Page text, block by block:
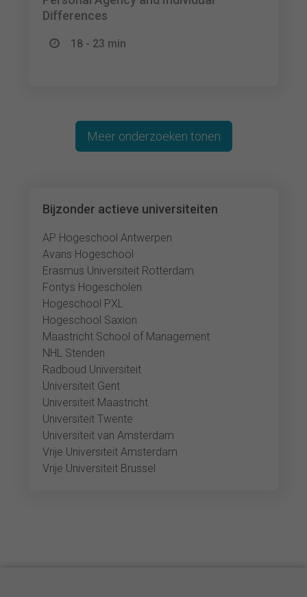
Differences
18 - 23 min
Bijzonder actieve universiteiten
AP Hogeschool Antwerpen
Avans Hogeschool
Erasmus Universiteit Rotterdam
Fontys Hogescholen
Hogeschool PXL
Hogeschool Saxion
Maastricht School of Management
NHL Stenden
Radboud Universiteit
Universiteit Gent
Universiteit Maastricht
Universiteit Twente
Universiteit van Amsterdam
Vrije Universiteit Amsterdam
Vrije Universiteit Brussel
Meer onderzoeken tonen